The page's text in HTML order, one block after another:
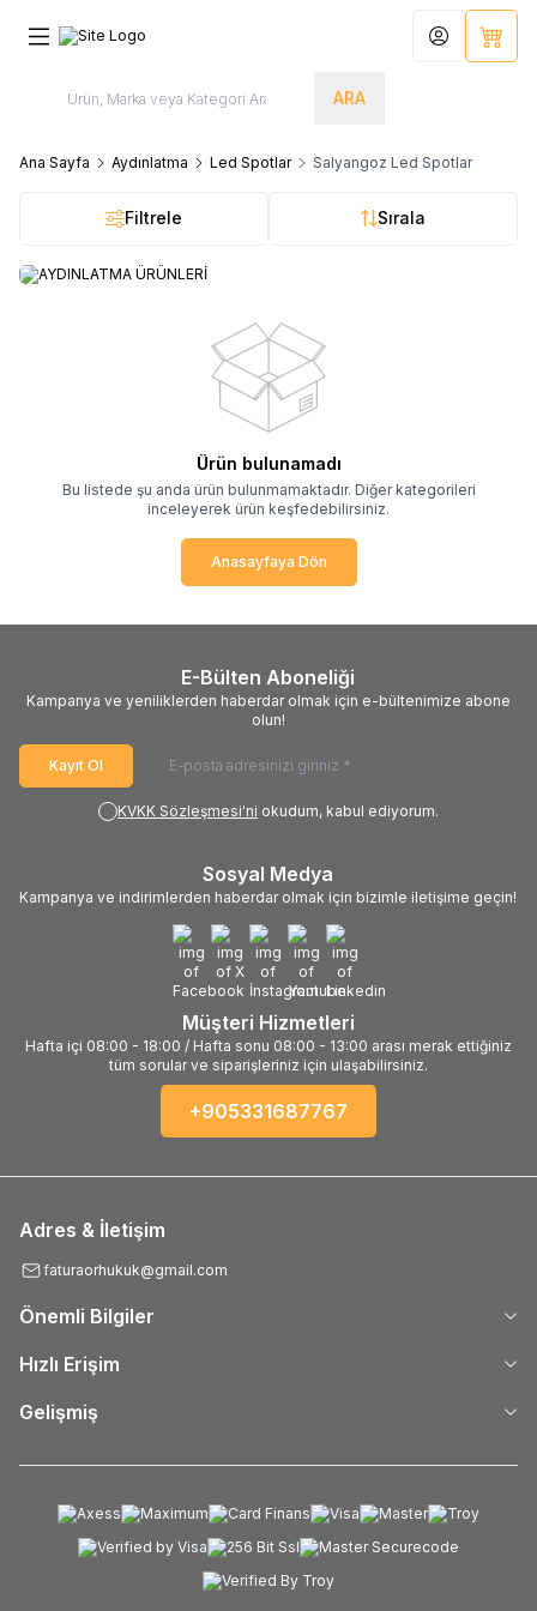
ARA
Hesabım
Ana Sayfa Aydınlatma Led Spotlar Salyangoz Led Spotlar
Filtrele Sırala
AYDINLATMA ÜRÜNLERİ
Ürün bulunamadı
Bu listede şu anda ürün bulunmamaktadır. Diğer kategorileri
inceleyerek ürün keşfedebilirsiniz.
Anasayfaya Dön
E-Bülten Aboneliği
Kampanya ve yeniliklerden haberdar olmak için e-bültenimize abone
olun!
Kayıt Ol
KVKK Sözleşmesi'ni okudum, kabul ediyorum.
Sosyal Medya
Kampanya ve indirimlerden haberdar olmak için bizimle iletişime geçin!
Müşteri Hizmetleri
Hafta içi 08:00 - 18:00 / Hafta sonu 08:00 - 13:00 arası merak ettiğiniz
tüm sorular ve siparişleriniz için ulaşabilirsiniz.
+905331687767
Adres & İletişim
faturaorhukuk@gmail.com
Önemli Bilgiler
Hızlı Erişim
Gelişmiş